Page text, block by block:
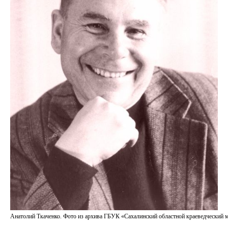
Анатолий Ткаченко. Фото из архива ГБУК «Сахалинский областной краеведческий